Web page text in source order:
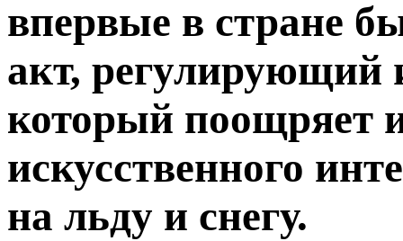
впервые в стране
акт, регулирующий
который поощряет
искусственного
на льду и снегу.